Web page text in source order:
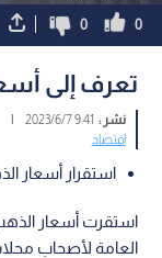
0
0
تعرف إلى
نشر : 9:41 2023/6/7
|
اقتصاد
استقرار أسعار
استقرت أسعار الذهب
العامة لأصحاب